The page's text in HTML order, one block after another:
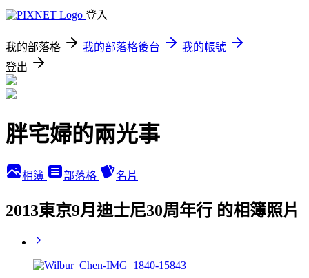
登入
我的部落格 我的部落格後台
我的帳號
登出
胖宅婦的兩光事
相簿 部落格 名片
2013東京9月迪士尼30周年行 的相簿照片